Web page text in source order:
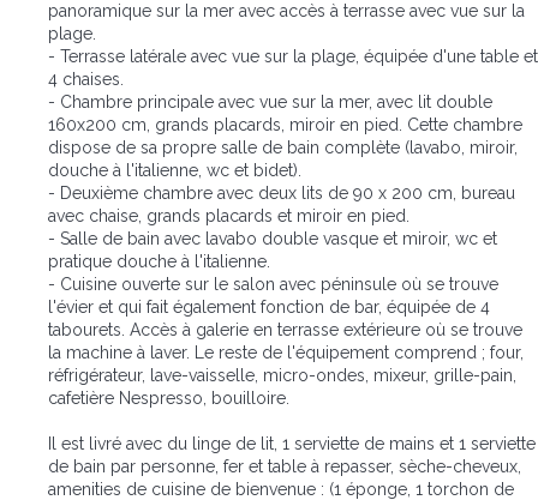
panoramique sur la mer avec accès à terrasse avec vue sur la
plage.
- Terrasse latérale avec vue sur la plage, équipée d'une table et
4 chaises.
- Chambre principale avec vue sur la mer, avec lit double
160x200 cm, grands placards, miroir en pied. Cette chambre
dispose de sa propre salle de bain complète (lavabo, miroir,
douche à l'italienne, wc et bidet).
- Deuxième chambre avec deux lits de 90 x 200 cm, bureau
avec chaise, grands placards et miroir en pied.
- Salle de bain avec lavabo double vasque et miroir, wc et
pratique douche à l'italienne.
- Cuisine ouverte sur le salon avec péninsule où se trouve
l'évier et qui fait également fonction de bar, équipée de 4
tabourets. Accès à galerie en terrasse extérieure où se trouve
la machine à laver. Le reste de l'équipement comprend ; four,
réfrigérateur, lave-vaisselle, micro-ondes, mixeur, grille-pain,
cafetière Nespresso, bouilloire.
Il est livré avec du linge de lit, 1 serviette de mains et 1 serviette
de bain par personne, fer et table à repasser, sèche-cheveux,
amenities de cuisine de bienvenue : (1 éponge, 1 torchon de